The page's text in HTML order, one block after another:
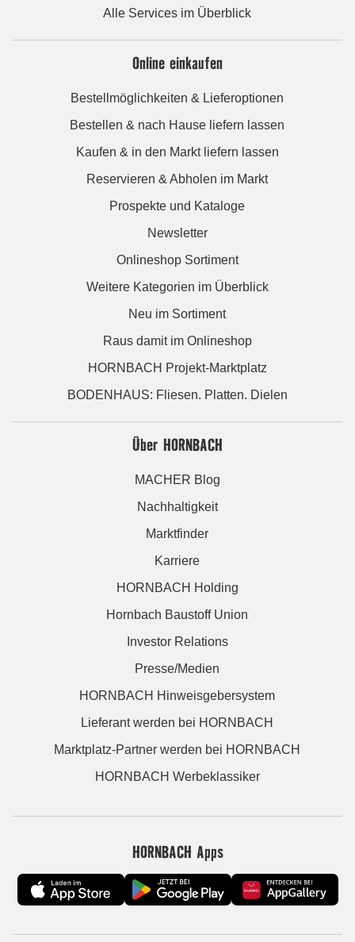
Alle Services im Überblick
Online einkaufen
Bestellmöglichkeiten & Lieferoptionen
Bestellen & nach Hause liefern lassen
Kaufen & in den Markt liefern lassen
Reservieren & Abholen im Markt
Prospekte und Kataloge
Newsletter
Onlineshop Sortiment
Weitere Kategorien im Überblick
Neu im Sortiment
Raus damit im Onlineshop
HORNBACH Projekt-Marktplatz
BODENHAUS: Fliesen. Platten. Dielen
Über HORNBACH
MACHER Blog
Nachhaltigkeit
Marktfinder
Karriere
HORNBACH Holding
Hornbach Baustoff Union
Investor Relations
Presse/Medien
HORNBACH Hinweisgebersystem
Lieferant werden bei HORNBACH
Marktplatz-Partner werden bei HORNBACH
HORNBACH Werbeklassiker
HORNBACH Apps